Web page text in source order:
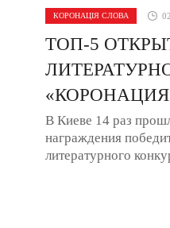
КОРОНАЦІЯ СЛОВА
ТОП-5
В Киеве 14 раз
награждения
литературного